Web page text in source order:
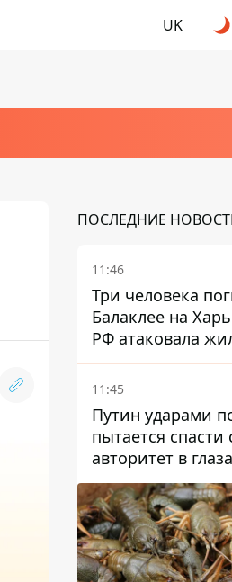
UK
ПОСЛЕДНИЕ
11:46
Три человека
Балаклее на
РФ атаковала
11:45
Путин ударами
пытается спасти
авторитет в
диктатор
давлением - Sky